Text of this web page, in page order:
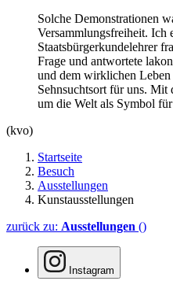
Solche Demonstrationen
Versammlungsfreiheit. Ich
Staatsbürgerkundelehrer
Frage und antwortete
und dem wirklichen
Sehnsuchtsort für uns.
um die Welt als Symbol
(kvo)
Startseite
Besuch
Ausstellungen
Kunstausstellungen
zurück zu: Ausstellungen ()
Instagram